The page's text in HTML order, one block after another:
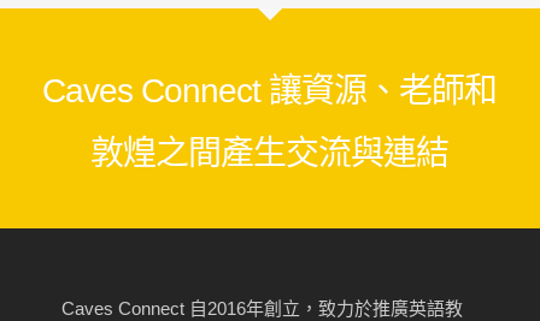
Caves Connect 讓資源、老師和
敦煌之間產生交流與連結
Caves Connect 自2016年創立，致力於推廣英語教